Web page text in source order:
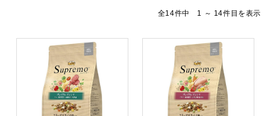
全14件中 1 ～ 14件目を表示